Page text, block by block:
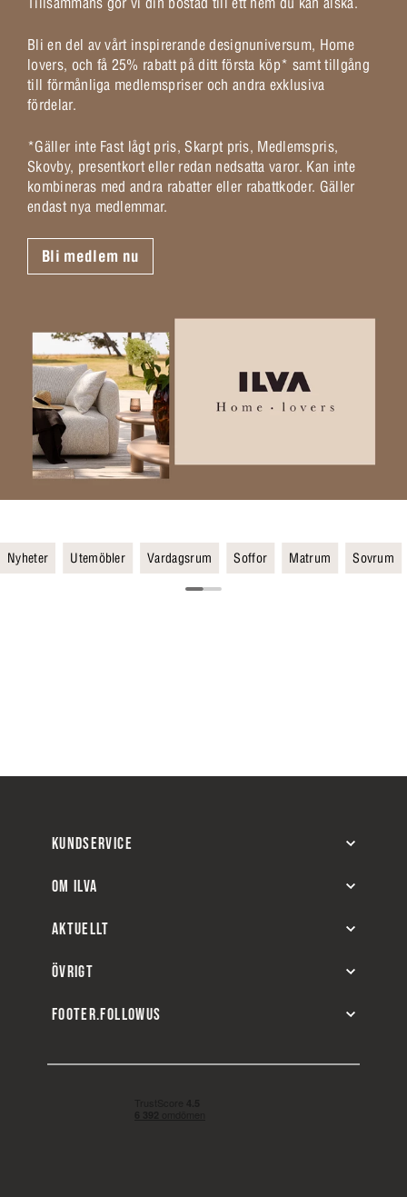
Bli en del av vårt inspirerande designuniversum, Home
lovers, och få 25% rabatt på ditt första köp* samt tillgång
till förmånliga medlemspriser och andra exklusiva
fördelar.
*Gäller inte Fast lågt pris, Skarpt pris, Medlemspris,
Skovby, presentkort eller redan nedsatta varor. Kan inte
kombineras med andra rabatter eller rabattkoder. Gäller
endast nya medlemmar.
Bli medlem nu
Nyheter Utemöbler Vardagsrum Soffor Matrum Sovrum
KUNDSERVICE
OM ILVA
AKTUELLT
ÖVRIGT
FOOTER.FOLLOWUS